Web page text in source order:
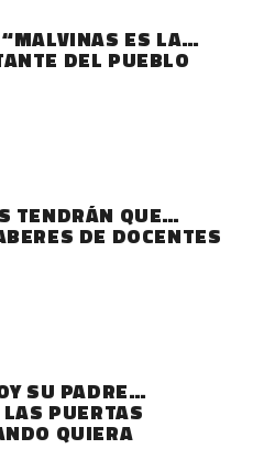
ES LA
DEL PUEBLO
TENDRÁN QUE
DE DOCENTES
SU PADRE
PUERTAS
QUIERA